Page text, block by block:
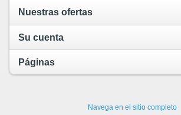
Nuestras ofertas
Su cuenta
Páginas
Navega en el sitio completo